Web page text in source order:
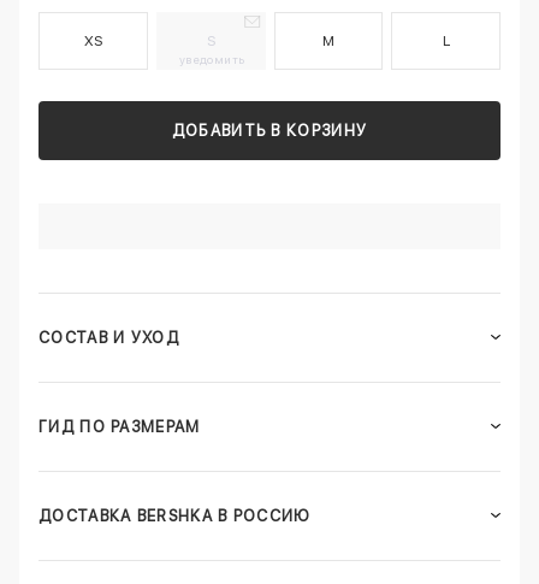
XS S
уведомить
M L
ДОБАВИТЬ В КОРЗИНУ
СОСТАВ И УХОД
ГИД ПО РАЗМЕРАМ
ДОСТАВКА BERSHKA В РОССИЮ